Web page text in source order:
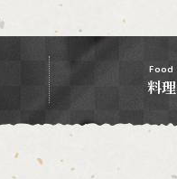
Food
料理